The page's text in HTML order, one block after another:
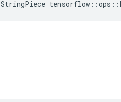
StringPiece